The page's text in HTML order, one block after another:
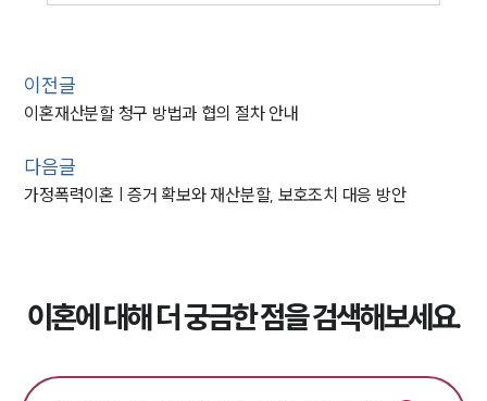
이전글
이혼재산분할 청구 방법과 협의 절차 안내
다음글
가정폭력이혼 | 증거 확보와 재산분할, 보호조치 대응 방안
이혼에 대해 더 궁금한 점을 검색해보세요.